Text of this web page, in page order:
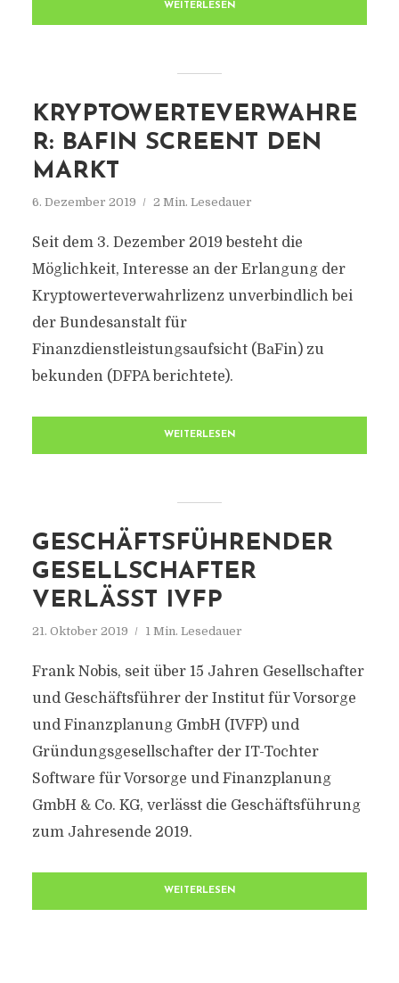
WEITERLESEN
KRYPTOWERTEVERWAHRE
R: BAFIN SCREENT DEN
MARKT
6. Dezember 2019 2 Min. Lesedauer
Seit dem 3. Dezember 2019 besteht die
Möglichkeit, Interesse an der Erlangung der
Kryptowerteverwahrlizenz unverbindlich bei
der Bundesanstalt für
Finanzdienstleistungsaufsicht (BaFin) zu
bekunden (DFPA berichtete).
WEITERLESEN
GESCHÄFTSFÜHRENDER
GESELLSCHAFTER
VERLÄSST IVFP
21. Oktober 2019 1 Min. Lesedauer
Frank Nobis, seit über 15 Jahren Gesellschafter
und Geschäftsführer der Institut für Vorsorge
und Finanzplanung GmbH (IVFP) und
Gründungsgesellschafter der IT-Tochter
Software für Vorsorge und Finanzplanung
GmbH & Co. KG, verlässt die Geschäftsführung
zum Jahresende 2019.
WEITERLESEN